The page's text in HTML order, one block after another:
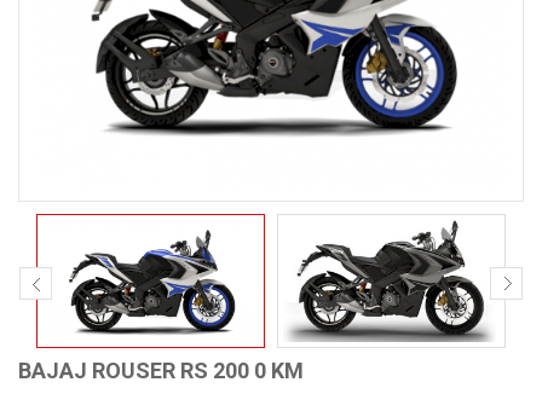
BAJAJ ROUSER RS 200 0 KM